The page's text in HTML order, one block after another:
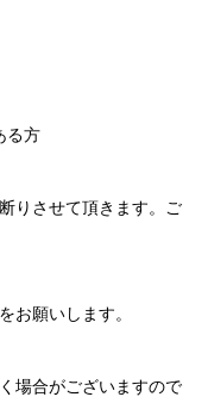
る方
りさせて頂きます。ご
お願いします。
場合がございますので